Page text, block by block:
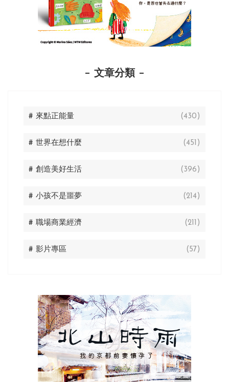
文章分類
# 來點正能量 (430)
# 世界在想什麼 (451)
# 創造美好生活 (396)
# 小孩不是噩夢 (214)
# 職場商業經濟 (211)
# 影片專區 (57)